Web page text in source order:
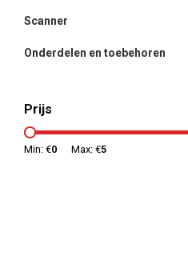
Scanner
Onderdelen en toebehoren
Prijs
Min: €0 Max: €5